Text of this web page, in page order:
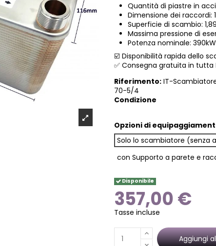
Quantità di piastre in
Dimensione dei raccordi:
Superficie di scambio:
Massima pressione di
Potenza nominale:
☑️ Disponibilità rapida dello
✅ Consegna gratuita in tutta
Riferimento: IT-
70-5/4
Condizione
Opzioni di
Solo lo scambiatore (senza
con Supporto a parete e
Disponibile
357,00 €
Tasse incluse
Aggiungi